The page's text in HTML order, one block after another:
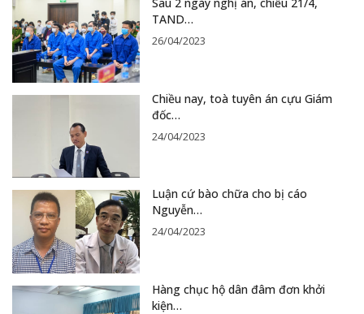
Sau 2 ngày nghị án, chiều 21/4,
TAND…
26/04/2023
Chiều nay, toà tuyên án cựu Giám
đốc…
24/04/2023
Luận cứ bào chữa cho bị cáo
Nguyễn…
24/04/2023
Hàng chục hộ dân đâm đơn khởi
kiện…